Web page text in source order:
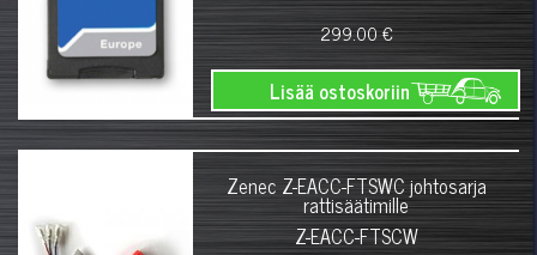
299.00 €
Lisää ostoskoriin
Zenec Z-EACC-FTSWC johtosarja
rattisäätimille
Z-EACC-FTSCW